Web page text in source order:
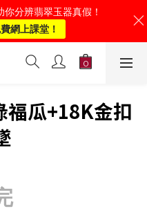
瓜+18K金扣
分辨翡翠玉器真假！
網上課堂！